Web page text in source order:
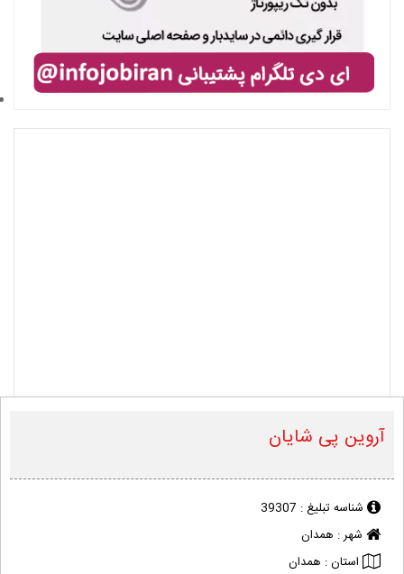
آروین پی شایان
شناسه تبلیغ : 39307
شهر : همدان
استان : همدان